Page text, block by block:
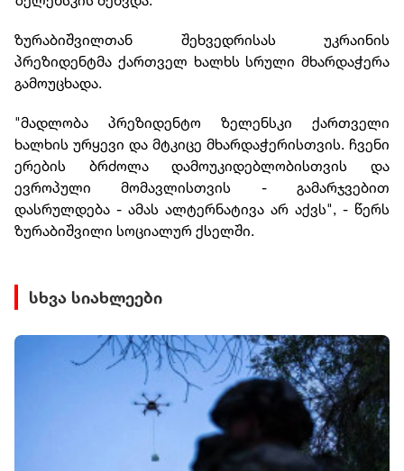
ზურაბიშვილთან შეხვედრისას უკრაინის
პრეზიდენტმა ქართველ ხალხს სრული მხარდაჭერა
გამოუცხადა.
"მადლობა პრეზიდენტო ზელენსკი ქართველი
ხალხის ურყევი და მტკიცე მხარდაჭერისთვის. ჩვენი
ერების ბრძოლა დამოუკიდებლობისთვის და
ევროპული მომავლისთვის - გამარჯვებით
დასრულდება - ამას ალტერნატივა არ აქვს", - წერს
ზურაბიშვილი სოციალურ ქსელში.
სხვა სიახლეები